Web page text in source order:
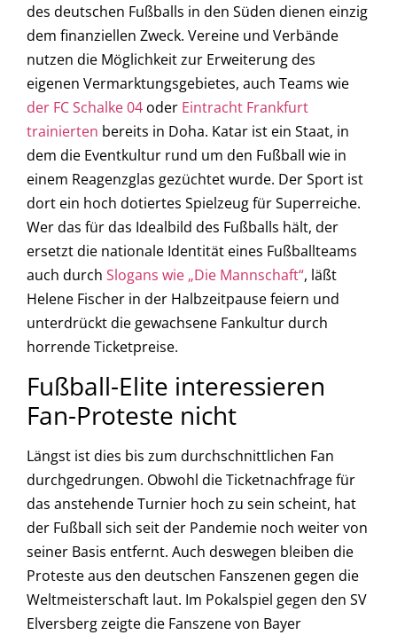
des deutschen Fußballs in den Süden dienen einzig
dem finanziellen Zweck. Vereine und Verbände
nutzen die Möglichkeit zur Erweiterung des
eigenen Vermarktungsgebietes, auch Teams wie
der FC Schalke 04 oder Eintracht Frankfurt
trainierten bereits in Doha. Katar ist ein Staat, in
dem die Eventkultur rund um den Fußball wie in
einem Reagenzglas gezüchtet wurde. Der Sport ist
dort ein hoch dotiertes Spielzeug für Superreiche.
Wer das für das Idealbild des Fußballs hält, der
ersetzt die nationale Identität eines Fußballteams
auch durch Slogans wie „Die Mannschaft“, läßt
Helene Fischer in der Halbzeitpause feiern und
unterdrückt die gewachsene Fankultur durch
horrende Ticketpreise.
Fußball-Elite interessieren
Fan-Proteste nicht
Längst ist dies bis zum durchschnittlichen Fan
durchgedrungen. Obwohl die Ticketnachfrage für
das anstehende Turnier hoch zu sein scheint, hat
der Fußball sich seit der Pandemie noch weiter von
seiner Basis entfernt. Auch deswegen bleiben die
Proteste aus den deutschen Fanszenen gegen die
Weltmeisterschaft laut. Im Pokalspiel gegen den SV
Elversberg zeigte die Fanszene von Bayer